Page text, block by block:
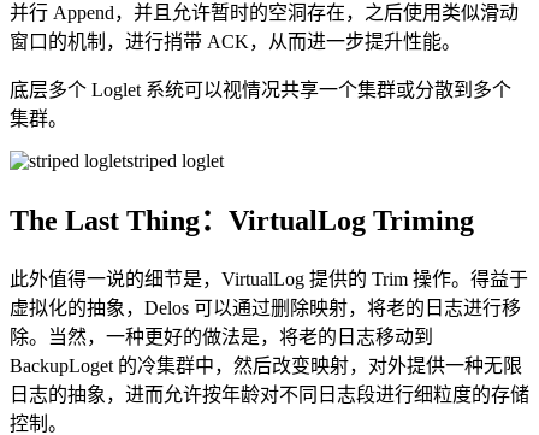
并行 Append，并且允许暂时的空洞存在，之后使用类似滑动
窗口的机制，进行捎带 ACK，从而进一步提升性能。
底层多个 Loglet 系统可以视情况共享一个集群或分散到多个
集群。
striped loglet
The Last Thing：VirtualLog Triming
此外值得一说的细节是，VirtualLog 提供的 Trim 操作。得益于
虚拟化的抽象，Delos 可以通过删除映射，将老的日志进行移
除。当然，一种更好的做法是，将老的日志移动到
BackupLoget 的冷集群中，然后改变映射，对外提供一种无限
日志的抽象，进而允许按年龄对不同日志段进行细粒度的存储
控制。